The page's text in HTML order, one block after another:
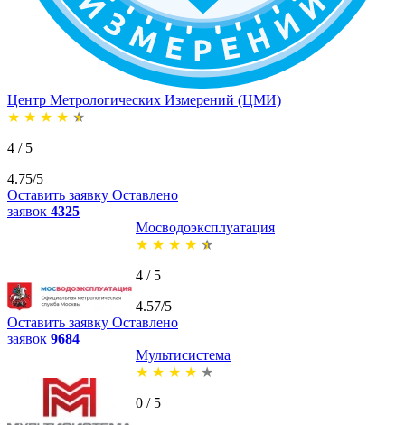
Центр Метрологических Измерений (ЦМИ)
★ ★ ★ ★ ★
4 / 5
4.75/5
Оставить заявку Оставлено
заявок 4325
Мосводоэксплуатация
★ ★ ★ ★ ★
4 / 5
4.57/5
Оставить заявку Оставлено
заявок 9684
Мультисистема
★ ★ ★ ★ ★
0 / 5